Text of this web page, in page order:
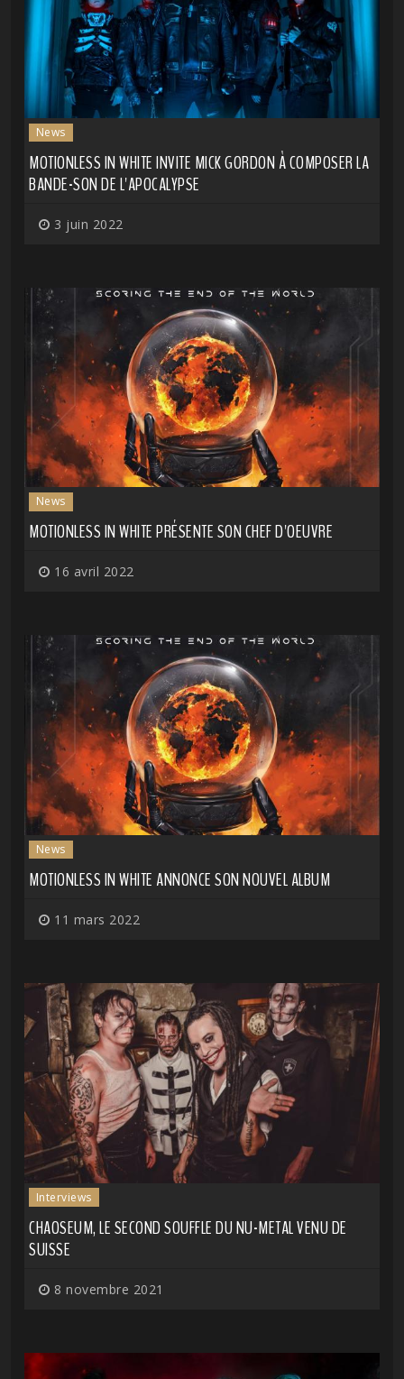
News
MOTIONLESS IN WHITE INVITE MICK GORDON À COMPOSER LA
BANDE-SON DE L'APOCALYPSE
3 juin 2022
News
MOTIONLESS IN WHITE PRÉSENTE SON CHEF D'OEUVRE
16 avril 2022
News
MOTIONLESS IN WHITE ANNONCE SON NOUVEL ALBUM
11 mars 2022
Interviews
CHAOSEUM, LE SECOND SOUFFLE DU NU-METAL VENU DE
SUISSE
8 novembre 2021